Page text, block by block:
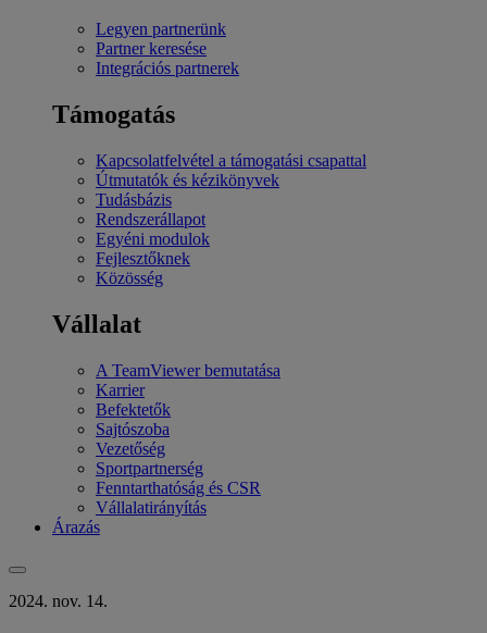
Legyen partnerünk
Partner keresése
Integrációs partnerek
Támogatás
Kapcsolatfelvétel a támogatási csapattal
Útmutatók és kézikönyvek
Tudásbázis
Rendszerállapot
Egyéni modulok
Fejlesztőknek
Közösség
Vállalat
A TeamViewer bemutatása
Karrier
Befektetők
Sajtószoba
Vezetőség
Sportpartnerség
Fenntarthatóság és CSR
Vállalatirányítás
Árazás
2024. nov. 14.